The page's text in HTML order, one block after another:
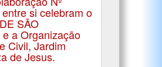
si celebram o
SÃO
a Organização
Civil, Jardim
de Jesus.